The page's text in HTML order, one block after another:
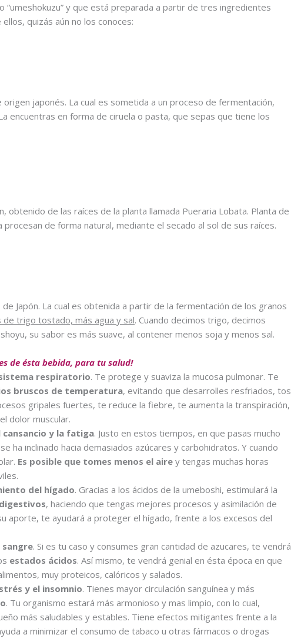
“umeshokuzu” y que está preparada a partir de tres ingredientes
quizás aún no los conoces:
origen japonés. La cual es sometida a un proceso de fermentación,
encuentras en forma de ciruela o pasta, que sepas que tiene los
obtenido de las raíces de la planta llamada Pueraria Lobata. Planta de
procesan de forma natural, mediante el secado al sol de sus raíces.
Japón. La cual es obtenida a partir de la fermentación de los granos
trigo tostado, más agua y sal. Cuando decimos trigo, decimos
su sabor es más suave, al contener menos soja y menos sal.
de ésta bebida, para tu salud!
respiratorio. Te protege y suaviza la mucosa pulmonar. Te
bruscos de temperatura, evitando que desarrolles resfriados, tos
gripales fuertes, te reduce la fiebre, te aumenta la transpiración,
dolor muscular.
y la fatiga. Justo en estos tiempos, en que pasas mucho
ha inclinado hacia demasiados azúcares y carbohidratos. Y cuando
Es posible que tomes menos el aire y tengas muchas horas
del hígado. Gracias a los ácidos de la umeboshi, estimulará la
, haciendo que tengas mejores procesos y asimilación de
aporte, te ayudará a proteger el hígado, frente a los excesos del
sangre. Si es tu caso y consumes gran cantidad de azucares, te vendrá
estados ácidos. Así mismo, te vendrá genial en ésta época en que
muy proteicos, calóricos y salados.
y el insomnio. Tienes mayor circulación sanguínea y más
. Tu organismo estará más armonioso y mas limpio, con lo cual,
más saludables y estables. Tiene efectos mitigantes frente a la
a minimizar el consumo de tabaco u otras fármacos o drogas